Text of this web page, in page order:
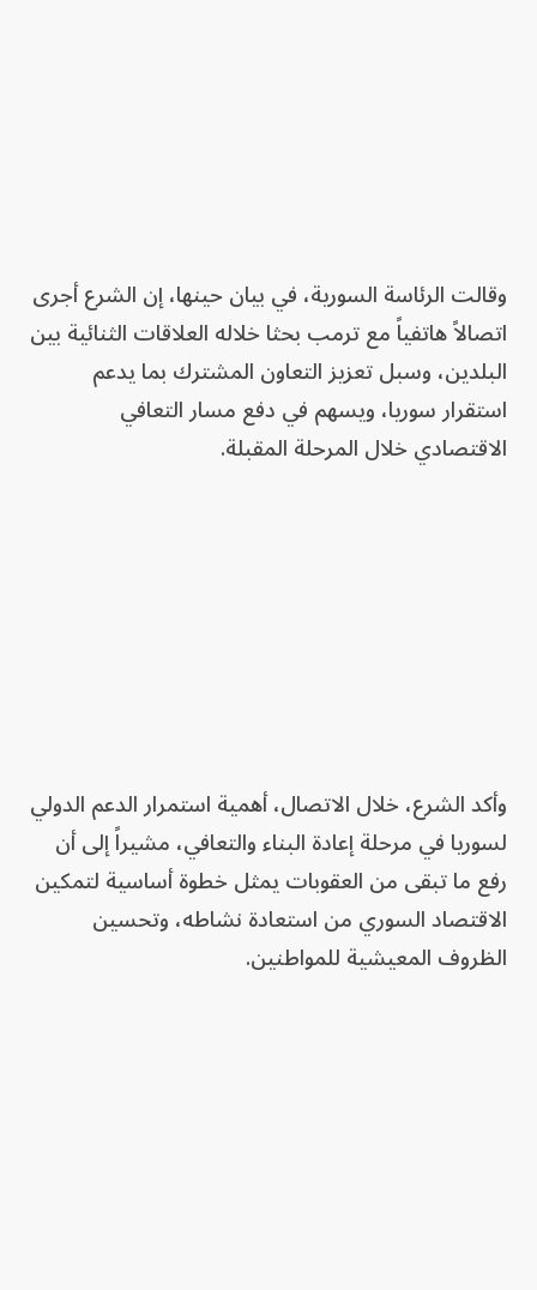
وقالت الرئاسة السورية، في بيان حينها، إن الشرع أجرى
اتصالاً هاتفياً مع ترمب بحثا خلاله العلاقات الثنائية بين
البلدين، وسبل تعزيز التعاون المشترك بما يدعم
استقرار سوريا، ويسهم في دفع مسار التعافي
الاقتصادي خلال المرحلة المقبلة.
وأكد الشرع، خلال الاتصال، أهمية استمرار الدعم الدولي
لسوريا في مرحلة إعادة البناء والتعافي، مشيراً إلى أن
رفع ما تبقى من العقوبات يمثل خطوة أساسية لتمكين
الاقتصاد السوري من استعادة نشاطه، وتحسين
الظروف المعيشية للمواطنين.